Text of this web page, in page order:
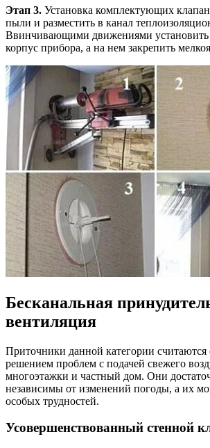
Этап 3. Установка комплектующих
пыли и разместить в канал
Ввинчивающими движениями
корпус прибора, а на нем закрепить
Бесканальная
вентиляция
Приточники данной категории
решением проблем с подачей свежего
многоэтажки и частный дом. Они
независимы от изменений погоды, а их
особых трудностей.
Усовершенствованный стенной